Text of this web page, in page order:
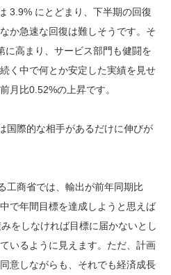
3.9% にとどまり、下半期の回復
か急速な回復は難しそうです。そ
に高まり、サービス部門も健闘を
く中で何とか安定した実績を見せ
月比0.52%の上昇です。
国際的な相手があるだけに伸びが
工商省では、輸出が前年同期比
で年間目標を達成しようと思えば
をしなければ目標に届かないとし
いるように見えます。ただ、計画
意しながらも、それでも経済成長